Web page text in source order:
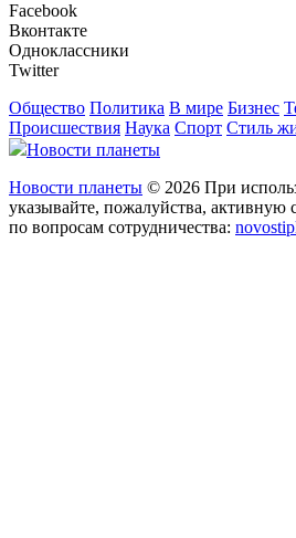
Facebook
Вконтакте
Одноклассники
Twitter
Общество Политика В мире Бизнес
Происшествия Наука Спорт Стиль
Новости планеты
Новости планеты © 2026 При
указывайте, пожалуйства, активную
по вопросам сотрудничества: